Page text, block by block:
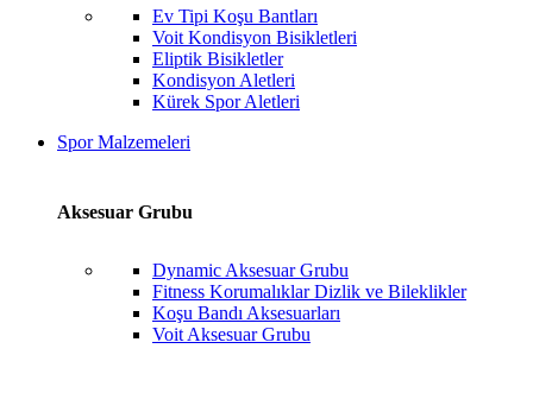
Ev Tipi Koşu Bantları
Voit Kondisyon Bisikletleri
Eliptik Bisikletler
Kondisyon Aletleri
Kürek Spor Aletleri
Spor Malzemeleri
Aksesuar Grubu
Dynamic Aksesuar Grubu
Fitness Korumalıklar Dizlik ve Bileklikler
Koşu Bandı Aksesuarları
Voit Aksesuar Grubu